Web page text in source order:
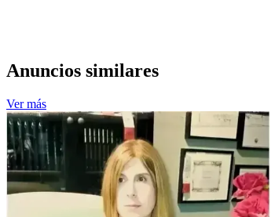
Anuncios similares
Ver más